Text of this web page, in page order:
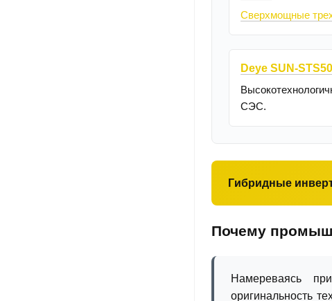
Сверхмощные
Deye SUN-
СЭС.
Гибридные
Почему
Намереваясь
оригинальность